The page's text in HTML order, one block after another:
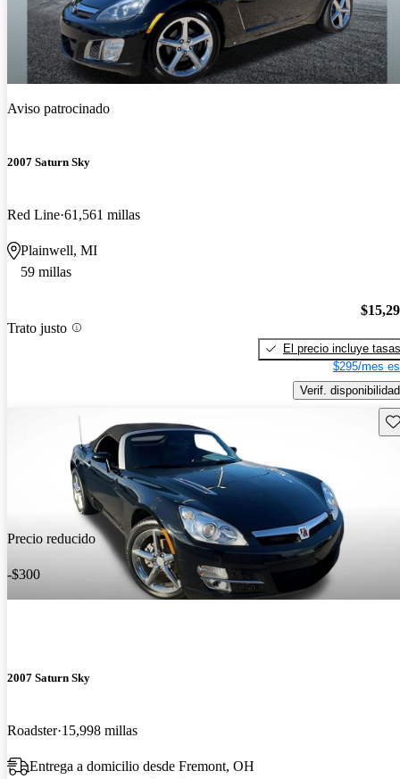
Aviso patrocinado
2007 Saturn Sky
Red Line 61,561 millas
Plainwell, MI
59 millas
Trato justo
El precio incluye tasas
$295/mes
Verif. disponibilidad
Precio reducido
-$300
2007 Saturn Sky
Roadster 15,998 millas
Entrega a domicilio desde Fremont, OH